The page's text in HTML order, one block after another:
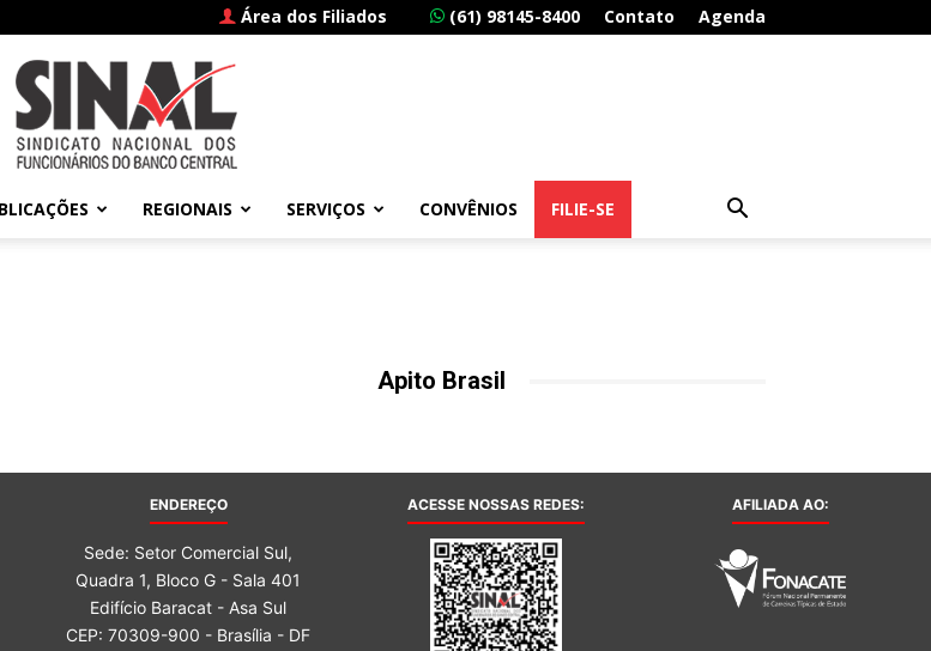
Área dos Filiados (61) 98145-8400 Contato Agenda
Sindicato
REGIONAIS SERVIÇOS CONVÊNIOS FILIE-SE
Apito Brasil
ENDEREÇO
Sede: Setor Comercial Sul,
Quadra 1, Bloco G - Sala 401
Edifício Baracat - Asa Sul
CEP: 70309-900 - Brasília - DF
ACESSE NOSSAS REDES: AFILIADA AO: